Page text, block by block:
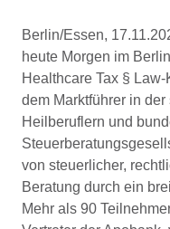
Berlin/Essen,
heute Morgen im
Healthcare Tax §
dem Marktführer in
Heilberuflern und
von steuerlicher,
Beratung durch ein
Mehr als 90